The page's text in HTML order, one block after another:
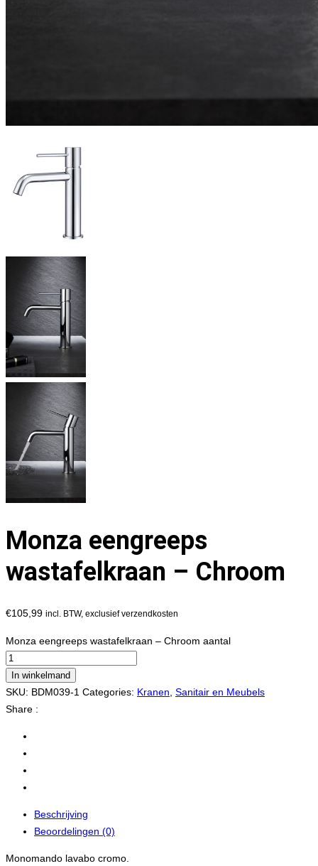
Monza eengreeps
wastafelkraan – Chroom
€105,99 incl. BTW, exclusief verzendkosten
Monza eengreeps wastafelkraan – Chroom aantal
In winkelmand
SKU: BDM039-1 Categories: Kranen, Sanitair en Meubels
Share :
Beschrijving
Beoordelingen (0)
Monomando lavabo cromo.